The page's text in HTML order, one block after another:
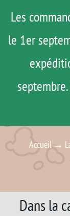
Les
le 1er
contenuROAD TRIP
ACTUS
TESTS
AGENDA
MATOS
Rechercher:
Accueil →
Dans la